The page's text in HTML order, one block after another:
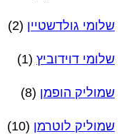
שלומי גולדשטיין (2)
שלומי דוידוביץ (1)
שמוליק הופמן (8)
שמוליק לוטרמן (10)